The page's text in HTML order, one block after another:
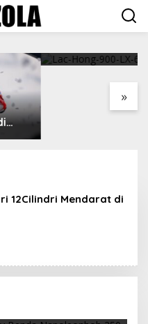
»
VinFast Perkenalkan
dengan Fitur Anti
Peluru
12Cilindri Mendarat di